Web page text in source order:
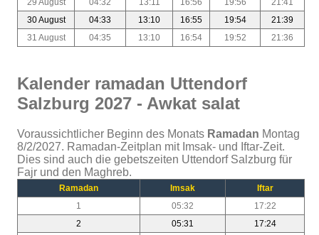
30 August
04:33 13:10 16:55 19:54
21:39
31 August
04:35 13:10 16:54 19:52 21:36
Kalender ramadan Uttendorf
Salzburg 2027 - Awkat salat
Voraussichtlicher Beginn des Monats Ramadan Montag
8/2/2027. Ramadan-Zeitplan mit Imsak- und Iftar-Zeit.
Dies sind auch die gebetszeiten Uttendorf Salzburg für
Fajr und den Maghreb.
Ramadan Imsak
Iftar
1
05:32
17:22
2
05:31
17:24